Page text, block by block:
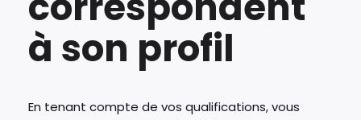
à son profil
En tenant compte de vos qualifications, vous